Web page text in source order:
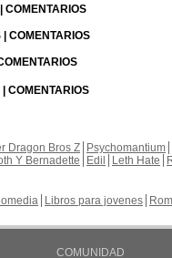
COMENTARIOS
COMENTARIOS
COMENTARIOS
Dragon Bros Z Psychomantium
Y Bernadette Edil Leth Hate
Libros para jovenes
COMUNIDAD